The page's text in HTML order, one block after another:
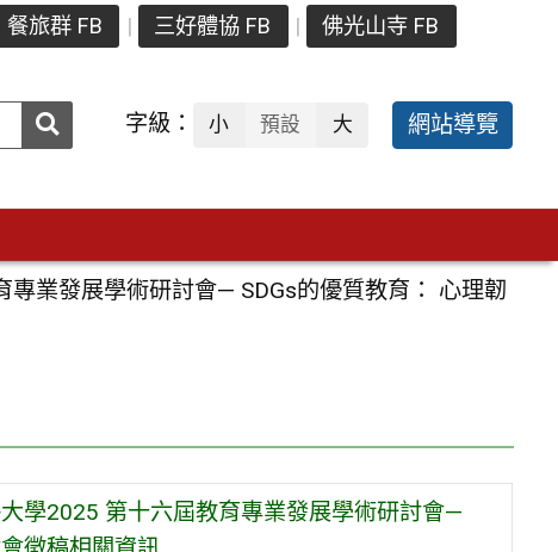
餐旅群 FB 三好體協 FB 佛光山寺 FB
送出 字級： 小 預設 大 網站導覽
業發展學術研討會— SDGs的優質教育： 心理韌
學2025 第十六屆教育專業發展學術研討會—